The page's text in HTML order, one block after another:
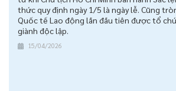
thức quy định ngày 1/5 là ngày lễ. Cũng
Quốc tế Lao động lần đầu tiên được tổ
giành độc lập.
15/04/2026